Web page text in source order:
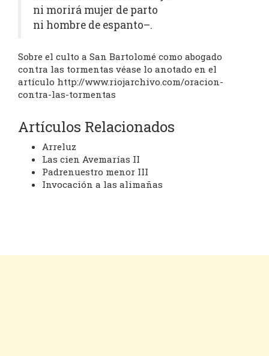
ni morirá mujer de parto
ni hombre de espanto–.
Sobre el culto a San Bartolomé como abogado
contra las tormentas véase lo anotado en el
artículo http://www.riojarchivo.com/oracion-
contra-las-tormentas
Artículos Relacionados
Arreluz
Las cien Avemarías II
Padrenuestro menor III
Invocación a las alimañas